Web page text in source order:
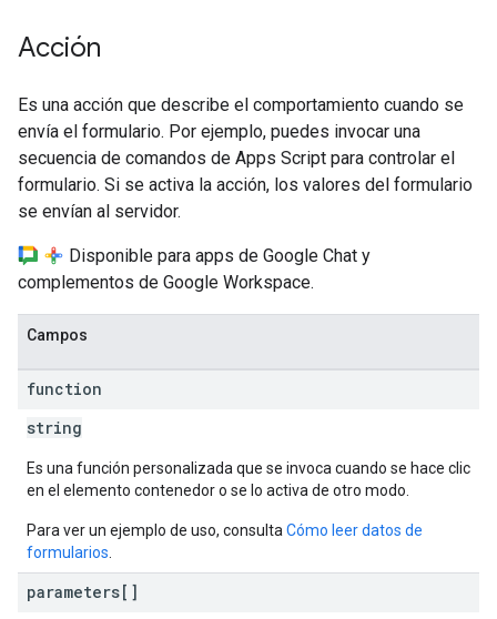
Acción
Es una acción que describe el comportamiento cuando se
envía el formulario. Por ejemplo, puedes invocar una
secuencia de comandos de Apps Script para controlar el
formulario. Si se activa la acción, los valores del formulario
se envían al servidor.
Disponible para apps de Google Chat y
complementos de Google Workspace.
Campos
function
string
Es una función personalizada que se invoca cuando se hace clic
en el elemento contenedor o se lo activa de otro modo.
Para ver un ejemplo de uso, consulta Cómo leer datos de
formularios
parameters[]